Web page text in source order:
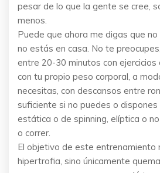
pesar de lo que la gente se cree,
menos.
Puede que ahora me digas que
no estás en casa. No te
entre 20-30 minutos con ejercicios
con tu propio peso corporal, a
necesitas, con descansos entre
suficiente si no puedes o dispones
estática o de spinning, elíptica o
o correr.
El objetivo de este entrenamiento
hipertrofia, sino únicamente